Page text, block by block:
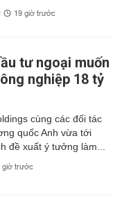
19 giờ trước
tư ngoại muốn
nghiệp 18 tỷ
cùng các đối tác
quốc Anh vừa tới
đề xuất ý tưởng làm...
giờ trước